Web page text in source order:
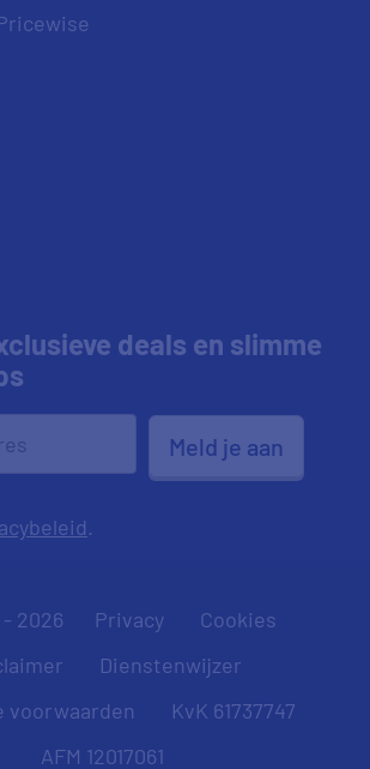
deals en slimme
Meld je aan
.
2026 Privacy
Cookies
Dienstenwijzer
voorwaarden
KvK 61737747
AFM 12017061